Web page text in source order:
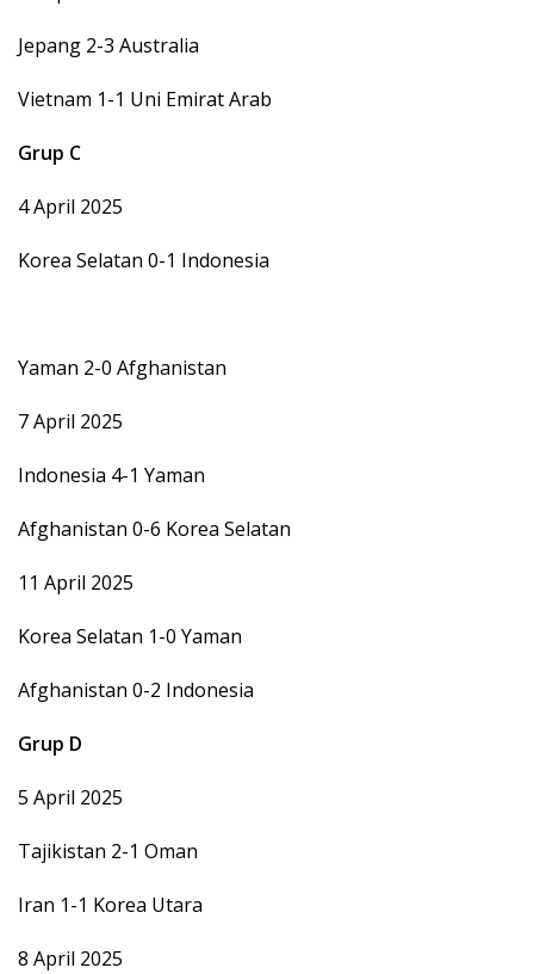
Jepang 2-3 Australia
Vietnam 1-1 Uni Emirat Arab
Grup C
4 April 2025
Korea Selatan 0-1 Indonesia
Yaman 2-0 Afghanistan
7 April 2025
Indonesia 4-1 Yaman
Afghanistan 0-6 Korea Selatan
11 April 2025
Korea Selatan 1-0 Yaman
Afghanistan 0-2 Indonesia
Grup D
5 April 2025
Tajikistan 2-1 Oman
Iran 1-1 Korea Utara
8 April 2025